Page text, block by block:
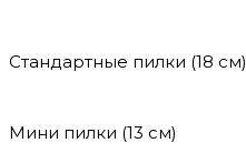
Стандартные пилки (18 см)
Мини пилки (13 см)